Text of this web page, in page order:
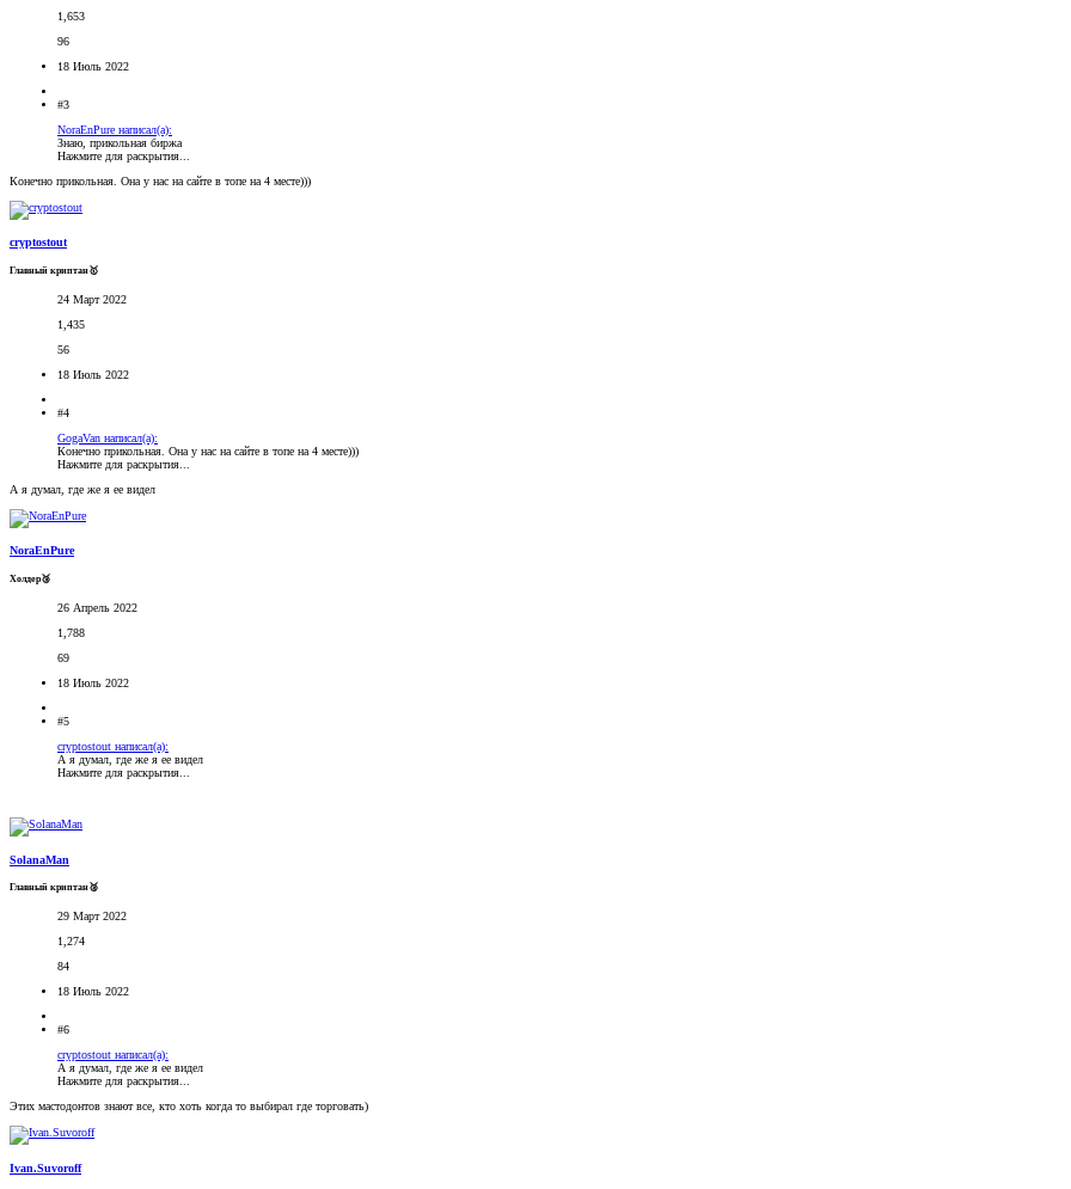
1,653
96
18 Июль 2022
#3
NoraEnPure написал(а):
Знаю, прикольная биржа
Нажмите для раскрытия...
Конечно прикольная. Она у нас на сайте в топе на 4 месте)))
cryptostout
Главный криптан🥇
24 Март 2022
1,435
56
18 Июль 2022
#4
GogaVan написал(а):
Конечно прикольная. Она у нас на сайте в топе на 4 месте)))
Нажмите для раскрытия...
А я думал, где же я ее видел
NoraEnPure
Холдер🥉
26 Апрель 2022
1,788
69
18 Июль 2022
#5
cryptostout написал(а):
А я думал, где же я ее видел
Нажмите для раскрытия...
SolanaMan
Главный криптан🥈
29 Март 2022
1,274
84
18 Июль 2022
#6
cryptostout написал(а):
А я думал, где же я ее видел
Нажмите для раскрытия...
Этих мастодонтов знают все, кто хоть когда то выбирал где торговать)
Ivan.Suvoroff